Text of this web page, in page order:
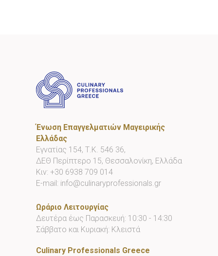
Ένωση Επαγγελματιών Μαγειρικής
Ελλάδας
Εγνατίας 154, Τ.Κ. 546 36,
ΔΕΘ Περίπτερο 15, Θεσσαλονίκη, Ελλάδα
Κιν: +30 6938 709 014
E-mail: info@culinaryprofessionals.gr
Ωράριο Λειτουργίας
Δευτέρα έως Παρασκευή: 10:30 - 14:30
Σάββατο και Κυριακή: Κλειστά
Culinary Professionals Greece